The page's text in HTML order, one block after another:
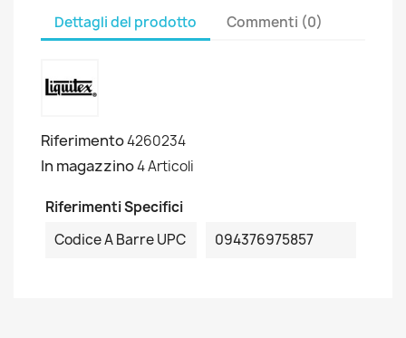
Dettagli del prodotto Commenti (0)
Riferimento4260234
In magazzino4 Articoli
Riferimenti Specifici
Codice A Barre UPC
094376975857